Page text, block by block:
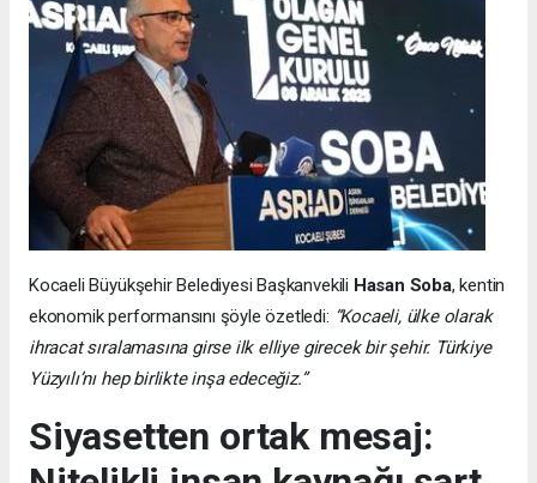
Kocaeli Büyükşehir Belediyesi Başkanvekili Hasan Soba, kentin
ekonomik performansını şöyle özetledi: “Kocaeli, ülke olarak
ihracat sıralamasına girse ilk elliye girecek bir şehir. Türkiye
Yüzyılı’nı hep birlikte inşa edeceğiz.”
Siyasetten ortak mesaj: